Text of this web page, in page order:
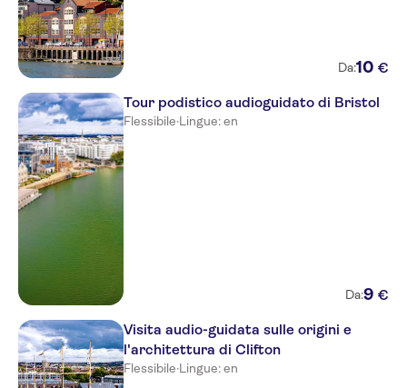
Da:10 €
Tour podistico audioguidato di Bristol
Flessibile·Lingue: en
Da:9 €
Visita audio-guidata sulle origini e
l'architettura di Clifton
Flessibile·Lingue: en